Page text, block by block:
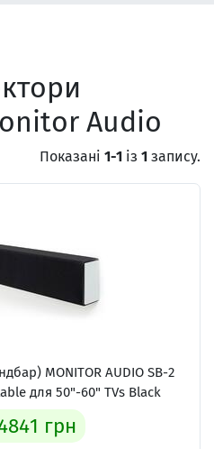
Audio
Показані 1-1 із 1 запису.
MONITOR AUDIO SB-2
для 50"-60" TVs Black
грн